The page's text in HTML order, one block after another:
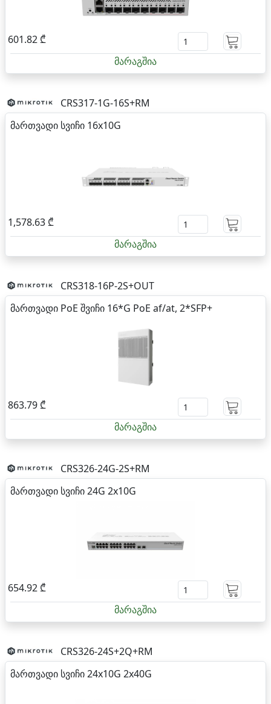
601.82 ₾
მარაგშია
CRS317-1G-16S+RM
მართვადი სვიჩი 16x10G
1,578.63 ₾
მარაგშია
CRS318-16P-2S+OUT
მართვადი PoE შვიჩი 16*G PoE af/at, 2*SFP+
863.79 ₾
მარაგშია
CRS326-24G-2S+RM
მართვადი სვიჩი 24G 2x10G
654.92 ₾
მარაგშია
CRS326-24S+2Q+RM
მართვადი სვიჩი 24x10G 2x40G